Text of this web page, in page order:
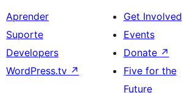
Aprender
Suporte
Developers
WordPress.tv ↗
Get Involved
Events
Donate ↗
Five for the
Future